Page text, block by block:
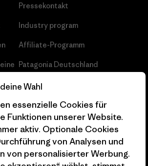
Pressekontakt
Industry program
Affiliate-Programm
Patagonia Deutschland
All Rights Reserved.
Wahl
essenzielle Cookies für
Funktionen unserer Website.
aktiv. Optionale Cookies
von Analysen und
von personalisierter Werbung.